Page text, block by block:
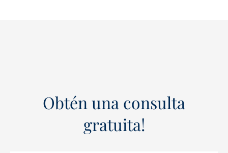
Obtén una consulta
gratuita!